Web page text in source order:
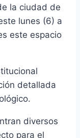
la ciudad de
lunes (6) a
este espacio
detallada
diversos
para el